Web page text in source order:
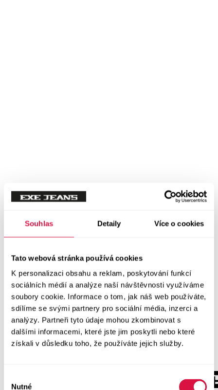
Souhlas Detaily Více o cookies
Tato webová stránka používá cookies
K personalizaci obsahu a reklam, poskytování funkcí
sociálních médií a analýze naší návštěvnosti využíváme
soubory cookie. Informace o tom, jak náš web používáte,
sdílíme se svými partnery pro sociální média, inzerci a
analýzy. Partneři tyto údaje mohou zkombinovat s
dalšími informacemi, které jste jim poskytli nebo které
získali v důsledku toho, že používáte jejich služby.
Nutné